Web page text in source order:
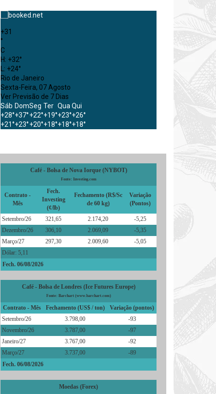
+31
°
C
H: +32°
L: +24°
Rio de Janeiro
Sexta-Feira, 07 Agosto
Ver Previsão de 7 Dias
Sáb DomSeg Ter QuaQui
+28°+37°+22°+19°+23°+26°
+21°+23°+20°+18°+18°+18°
Café - Bolsa de Nova Iorque (NYBOT)
Fonte: Investing.com
Contrato -
Mês
Fech.
Investing
(¢/lb)
Fechamento (R$/Sc
de 60 kg)
Variação
(Pontos)
Setembro/26 321,65 2.174,20
-5,25
Dezembro/26
306,10 2.069,09
-5,35
Março/27
297,30 2.009,60
-5,05
Dólar: 5,11
Fech. 06/08/2026
Café - Bolsa de Londres (Ice Futures Europe)
Fonte: Barchart (www.barchart.com)
Contrato - Mês Fechamento (US$ / ton)
Variação (pontos)
Setembro/26
3.798,00
-93
Novembro/26
3.787,00
-97
Janeiro/27
3.767,00
-92
Março/27
3.737,00
-89
Fech. 06/08/2026
Moedas (Forex)